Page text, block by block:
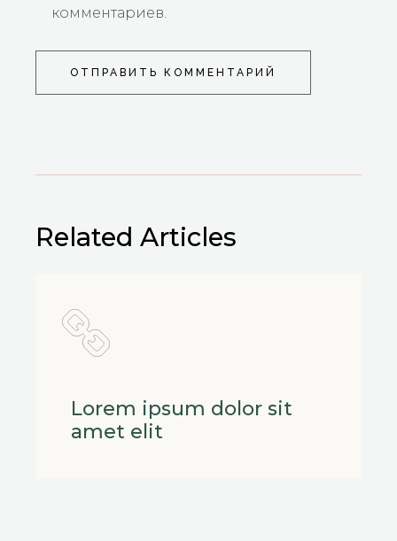
комментариев.
ОТПРАВИТЬ КОММЕНТАРИЙ
Related Articles
Lorem ipsum dolor sit
amet elit